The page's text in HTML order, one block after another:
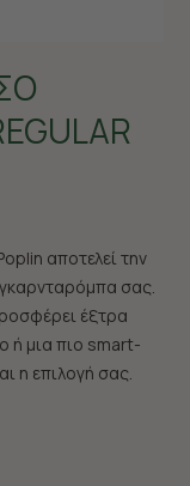
αποτελεί την
σας.
έξτρα
ή μια πιο smart-
η επιλογή σας.